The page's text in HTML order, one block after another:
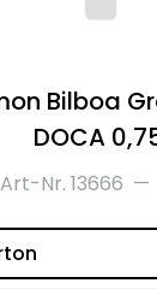
Bilboa
DOCA
Art-Nr. 13666 —